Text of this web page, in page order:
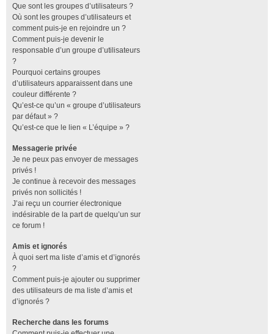
Que sont les groupes d’utilisateurs ?
Où sont les groupes d’utilisateurs et
comment puis-je en rejoindre un ?
Comment puis-je devenir le
responsable d’un groupe d’utilisateurs
?
Pourquoi certains groupes
d’utilisateurs apparaissent dans une
couleur différente ?
Qu’est-ce qu’un « groupe d’utilisateurs
par défaut » ?
Qu’est-ce que le lien « L’équipe » ?
Messagerie privée
Je ne peux pas envoyer de messages
privés !
Je continue à recevoir des messages
privés non sollicités !
J’ai reçu un courrier électronique
indésirable de la part de quelqu’un sur
ce forum !
Amis et ignorés
À quoi sert ma liste d’amis et d’ignorés
?
Comment puis-je ajouter ou supprimer
des utilisateurs de ma liste d’amis et
d’ignorés ?
Recherche dans les forums